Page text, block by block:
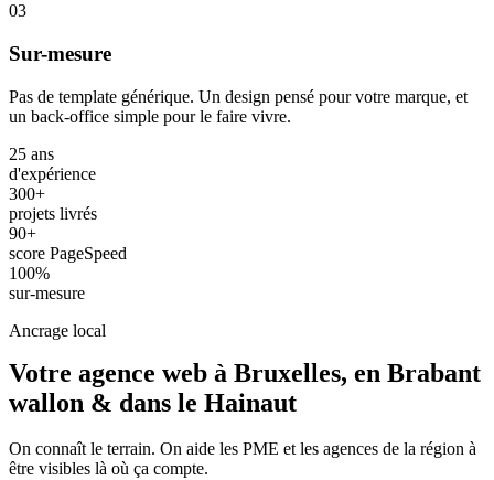
03
Sur-mesure
Pas de template générique. Un design pensé pour votre marque, et
un back-office simple pour le faire vivre.
25 ans
d'expérience
300+
projets livrés
90+
score PageSpeed
100%
sur-mesure
Ancrage local
Votre agence web à Bruxelles, en Brabant
wallon & dans le Hainaut
On connaît le terrain. On aide les PME et les agences de la région à
être visibles là où ça compte.